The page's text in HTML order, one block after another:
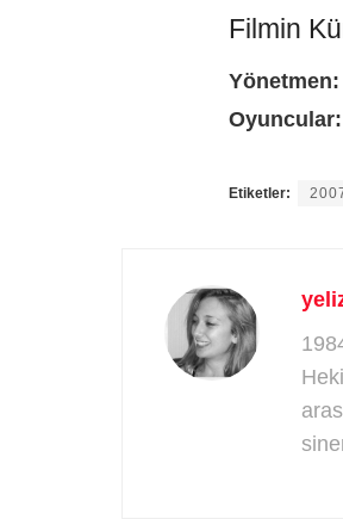
Filmin
Yönetmen:
Oyuncular:
Etiketler: